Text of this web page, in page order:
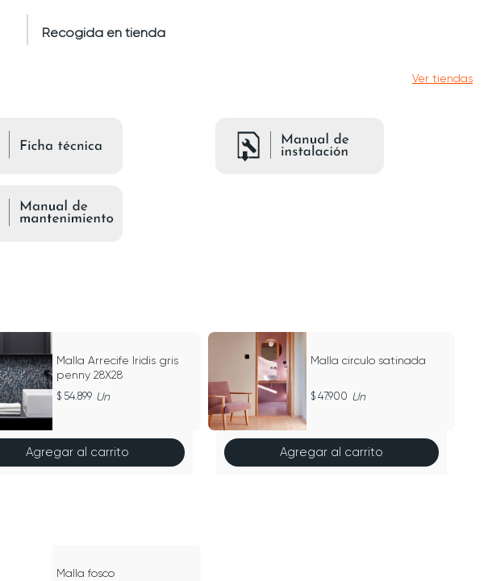
Recogida en tienda
Ver tiendas
Malla Arrecife Iridis gris
penny 28X28
54.899 Un
Agregar al carrito
Malla circulo satinada
47.900 Un
Agregar al carrito
Malla fosco